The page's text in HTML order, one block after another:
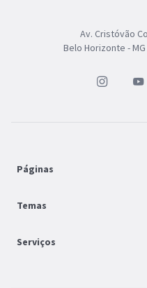
Av. Cristóvão
Belo Horizonte - MG
Páginas
FAQ
Temas
Moda e Acessórios
Serviços